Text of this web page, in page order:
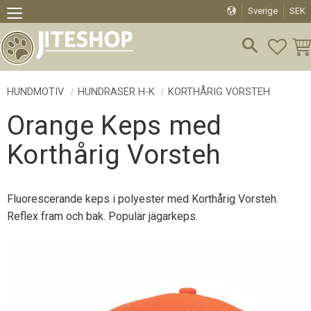
Meny
Sverige SEK
HUNDMOTIV HUNDRASER H-K KORTHÅRIG VORSTEH
Orange Keps med
Korthårig Vorsteh
Fluorescerande keps i polyester med Korthårig Vorsteh.
Reflex fram och bak. Populär jägarkeps.